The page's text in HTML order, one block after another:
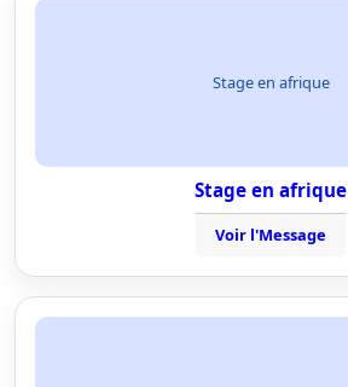
Stage en afrique
Stage en afrique
Voir l'Message